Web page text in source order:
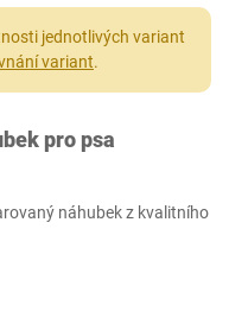
jednotlivých variant
variant.
pro psa
náhubek z kvalitního